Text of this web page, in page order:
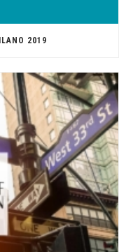
2019